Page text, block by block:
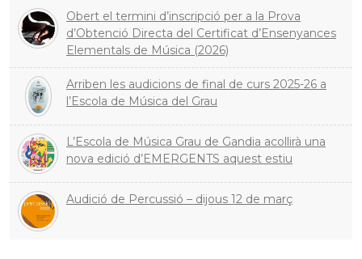
Obert el termini d’inscripció per a la Prova
d’Obtenció Directa del Certificat d’Ensenyances
Elementals de Música (2026)
Arriben les audicions de final de curs 2025-26 a
l’Escola de Música del Grau
L’Escola de Música Grau de Gandia acollirà una
nova edició d’EMERGENTS aquest estiu
Audició de Percussió – dijous 12 de març